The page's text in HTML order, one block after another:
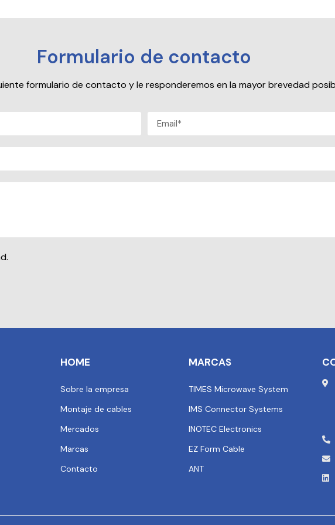
Formulario de contacto
formulario de contacto y le responderemos en la mayor brevedad
HOME
Sobre la empresa
Montaje de cables
Mercados
Marcas
Contacto
MARCAS
TIMES Microwave System
IMS Connector Systems
INOTEC Electronics
EZ Form Cable
ANT